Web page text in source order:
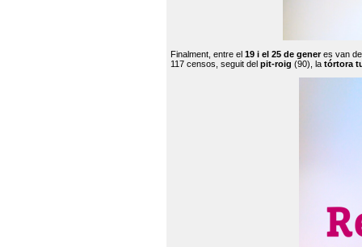
Finalment, entre el 19 i el 25 de generes van
117 censos, seguit del pit-roig (90), la tórtora